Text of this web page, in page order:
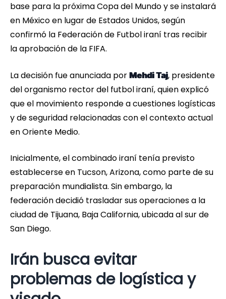
base para la próxima Copa del Mundo y se instalará
en México en lugar de Estados Unidos, según
confirmó la Federación de Futbol iraní tras recibir
la aprobación de la FIFA.
La decisión fue anunciada por Mehdi Taj, presidente
del organismo rector del futbol iraní, quien explicó
que el movimiento responde a cuestiones logísticas
y de seguridad relacionadas con el contexto actual
en Oriente Medio.
Inicialmente, el combinado iraní tenía previsto
establecerse en Tucson, Arizona, como parte de su
preparación mundialista. Sin embargo, la
federación decidió trasladar sus operaciones a la
ciudad de Tijuana, Baja California, ubicada al sur de
San Diego.
Irán busca evitar
problemas de logística y